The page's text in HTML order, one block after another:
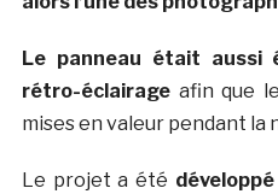
Le panneau était aussi
rétro-éclairageafin que
mises en valeur pendant la
Le projet a été